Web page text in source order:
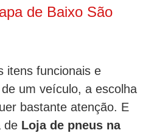
de Baixo São
itens funcionais e
um veículo, a escolha
bastante atenção. E
de Loja de pneus na